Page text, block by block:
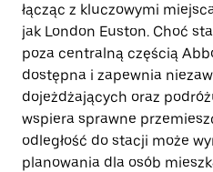
łącząc z kluczowymi
jak London Euston. Choć
poza centralną częścią
dostępna i zapewnia
dojeżdżających oraz
wspiera sprawne
odległość do stacji może
planowania dla osób